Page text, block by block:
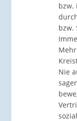
bzw.
bzw.
Nie